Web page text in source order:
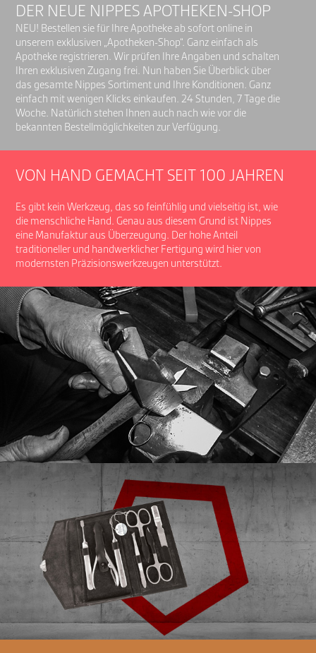
DER NEUE NIPPES APOTHEKEN-SHOP
NEU! Bestellen sie für Ihre Apotheke ab sofort online in
unserem exklusiven „Apotheken-Shop“. Ganz einfach als
Apotheke registrieren. Wir prüfen Ihre Angaben und schalten
Ihren exklusiven Zugang frei. Nun haben Sie Überblick über
das gesamte Nippes Sortiment und Ihre Konditionen. Ganz
einfach mit wenigen Klicks einkaufen. 24 Stunden, 7 Tage die
Woche. Natürlich stehen Ihnen auch nach wie vor die
bekannten Bestellmöglichkeiten zur Verfügung.
VON HAND GEMACHT SEIT 100 JAHREN
Es gibt kein Werkzeug, das so feinfühlig und vielseitig ist, wie
die menschliche Hand. Genau aus diesem Grund ist Nippes
eine Manufaktur aus Überzeugung. Der hohe Anteil
traditioneller und handwerklicher Fertigung wird hier von
modernsten Präzisionswerkzeugen unterstützt.